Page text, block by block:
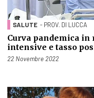
SALUTE - PROV. DI LUCCA
Curva pandemica
intensive e tasso
Pubblicato il
22 Novembre 2022